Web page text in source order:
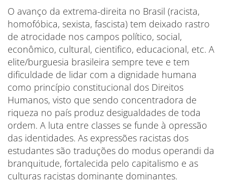
O avanço da extrema-direita no Brasil (racista,
homofóbica, sexista, fascista) tem deixado rastro
de atrocidade nos campos político, social,
econômico, cultural, cientifico, educacional, etc. A
elite/burguesia brasileira sempre teve e tem
dificuldade de lidar com a dignidade humana
como princípio constitucional dos Direitos
Humanos, visto que sendo concentradora de
riqueza no país produz desigualdades de toda
ordem. A luta entre classes se funde à opressão
das identidades. As expressões racistas dos
estudantes são traduções do modus operandi da
branquitude, fortalecida pelo capitalismo e as
culturas racistas dominante dominantes.